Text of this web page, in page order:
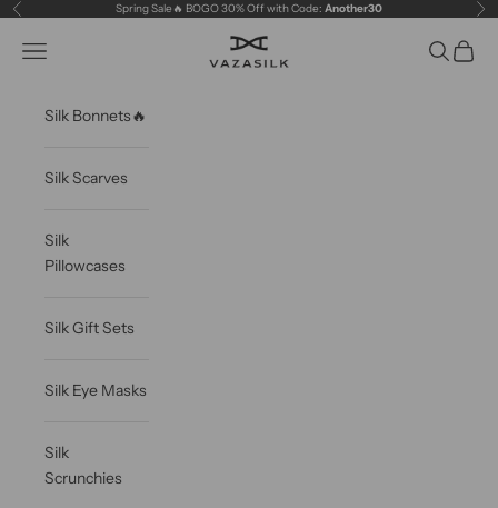
Skip to content
Previous Spring Sale🔥 BOGO 30% Off with Code: Another30
VAZASILK
Open navigation menu OpenOpen
Silk Bonnets🔥
Silk Scarves
Silk
Pillowcases
Silk Gift Sets
Silk Eye Masks
Silk
Scrunchies